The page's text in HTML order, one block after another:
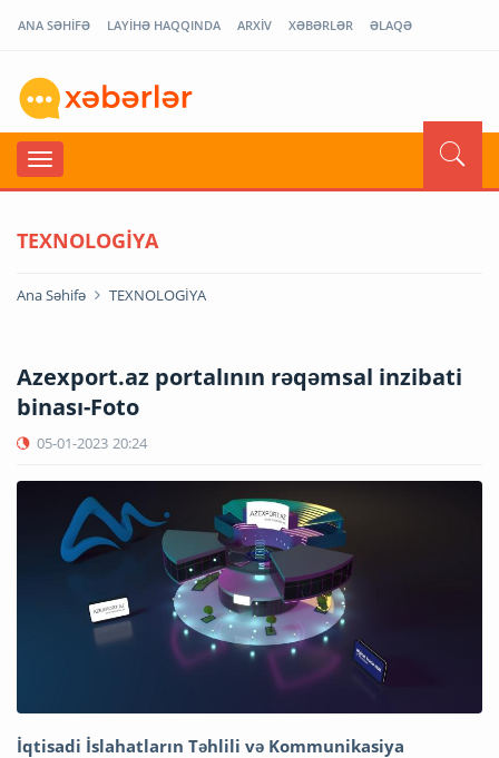
ANA SƏHİFƏ LAYİHƏ HAQQINDA ARXİV XƏBƏRLƏR ƏLAQƏ
TEXNOLOGİYA
Ana Səhifə TEXNOLOGİYA
Azexport.az portalının rəqəmsal inzibati
binası-Foto
05-01-2023 20:24
İqtisadi İslahatların Təhlili və Kommunikasiya